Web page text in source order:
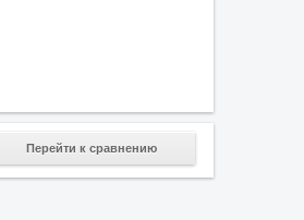
Перейти к сравнению